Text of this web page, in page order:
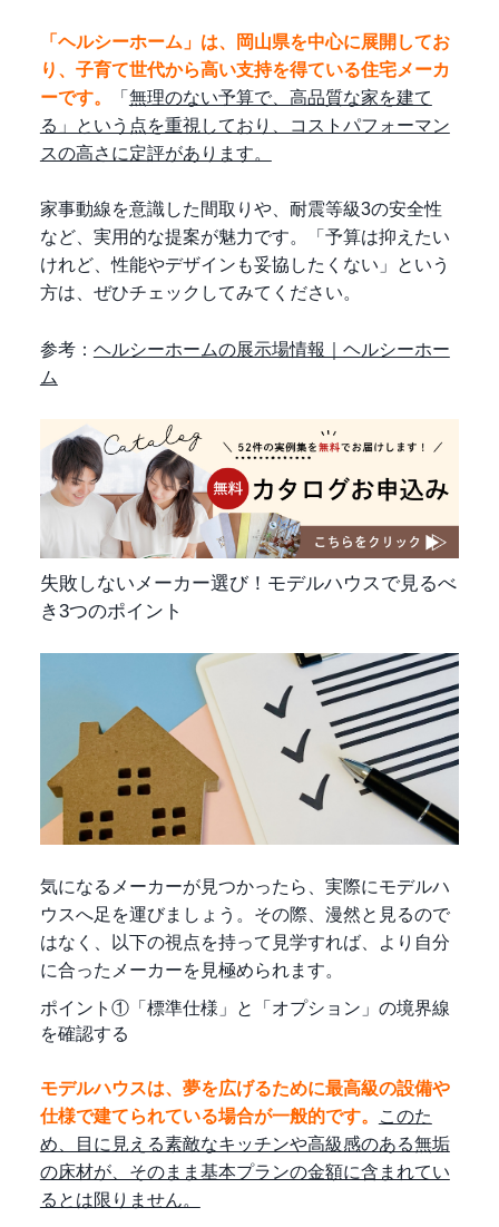
「ヘルシーホーム」は、岡山県を中心に展開してお
り、子育て世代から高い支持を得ている住宅メーカ
ーです。
「 無理のない予算で、高品質な家を建て
る」という点を重視しており、コストパフォーマン
スの高さに定評があります。
家事動線を意識した間取りや、耐震等級3の安全性
など、実用的な提案が魅力です。「予算は抑えたい
けれど、性能やデザインも妥協したくない」という
方は、ぜひチェックしてみてください。
参考： ヘルシーホームの展示場情報｜ヘルシーホー
ム
失敗しないメーカー選び！モデルハウスで見るべ
き3つのポイント
気になるメーカーが見つかったら、実際にモデルハ
ウスへ足を運びましょう。その際、漫然と見るので
はなく、以下の視点を持って見学すれば、より自分
に合ったメーカーを見極められます。
ポイント①「標準仕様」と「オプション」の境界線
を確認する
モデルハウスは、夢を広げるために最高級の設備や
仕様で建てられている場合が一般的です。
このた
め、目に見える素敵なキッチンや高級感のある無垢
の床材が、そのまま基本プランの金額に含まれてい
るとは限りません。